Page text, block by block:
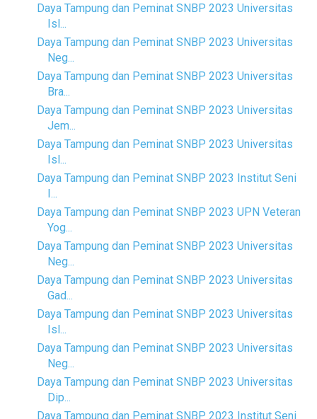
Daya Tampung dan Peminat SNBP 2023 Universitas
Isl...
Daya Tampung dan Peminat SNBP 2023 Universitas
Neg...
Daya Tampung dan Peminat SNBP 2023 Universitas
Bra...
Daya Tampung dan Peminat SNBP 2023 Universitas
Jem...
Daya Tampung dan Peminat SNBP 2023 Universitas
Isl...
Daya Tampung dan Peminat SNBP 2023 Institut Seni
I...
Daya Tampung dan Peminat SNBP 2023 UPN Veteran
Yog...
Daya Tampung dan Peminat SNBP 2023 Universitas
Neg...
Daya Tampung dan Peminat SNBP 2023 Universitas
Gad...
Daya Tampung dan Peminat SNBP 2023 Universitas
Isl...
Daya Tampung dan Peminat SNBP 2023 Universitas
Neg...
Daya Tampung dan Peminat SNBP 2023 Universitas
Dip...
Daya Tampung dan Peminat SNBP 2023 Institut Seni